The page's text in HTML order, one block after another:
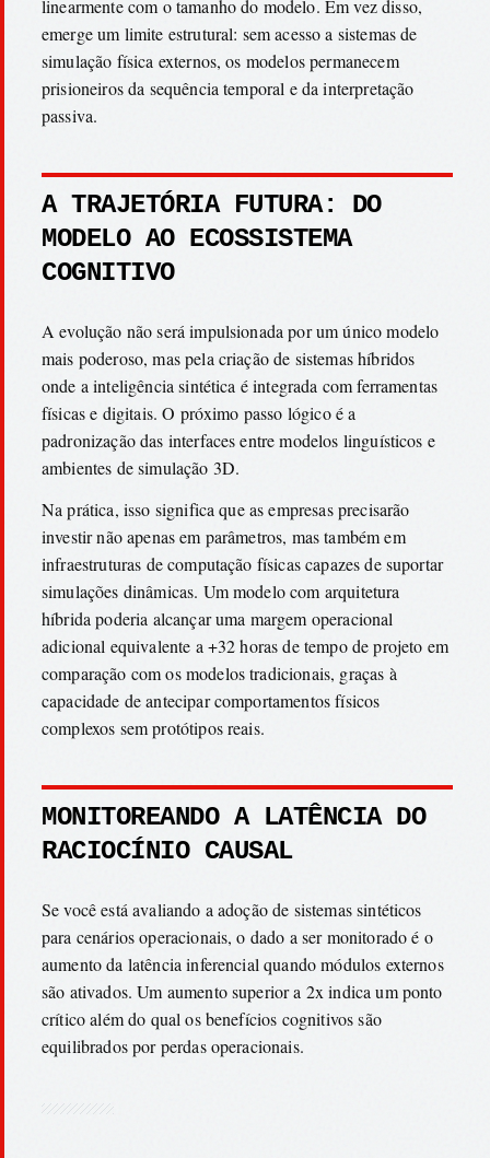
linearmente com o tamanho do modelo. Em vez disso,
emerge um limite estrutural: sem acesso a sistemas de
simulação física externos, os modelos permanecem
prisioneiros da sequência temporal e da interpretação
passiva.
A TRAJETÓRIA FUTURA: DO
MODELO AO ECOSSISTEMA
COGNITIVO
A evolução não será impulsionada por um único modelo
mais poderoso, mas pela criação de sistemas híbridos
onde a inteligência sintética é integrada com ferramentas
físicas e digitais. O próximo passo lógico é a
padronização das interfaces entre modelos linguísticos e
ambientes de simulação 3D.
Na prática, isso significa que as empresas precisarão
investir não apenas em parâmetros, mas também em
infraestruturas de computação físicas capazes de suportar
simulações dinâmicas. Um modelo com arquitetura
híbrida poderia alcançar uma margem operacional
adicional equivalente a +32 horas de tempo de projeto em
comparação com os modelos tradicionais, graças à
capacidade de antecipar comportamentos físicos
complexos sem protótipos reais.
MONITOREANDO A LATÊNCIA DO
RACIOCÍNIO CAUSAL
Se você está avaliando a adoção de sistemas sintéticos
para cenários operacionais, o dado a ser monitorado é o
aumento da latência inferencial quando módulos externos
são ativados. Um aumento superior a 2x indica um ponto
crítico além do qual os benefícios cognitivos são
equilibrados por perdas operacionais.